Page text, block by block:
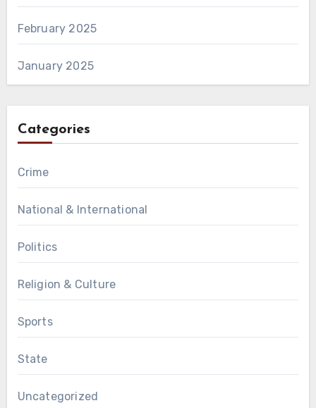
February 2025
January 2025
Categories
Crime
National & International
Politics
Religion & Culture
Sports
State
Uncategorized